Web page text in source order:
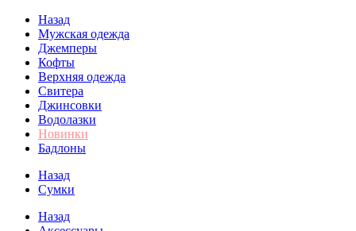
Назад
Мужская одежда
Джемперы
Кофты
Верхняя одежда
Свитера
Джинсовки
Водолазки
Новинки
Бадлоны
Назад
Сумки
Назад